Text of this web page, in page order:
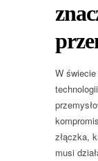
W
złączka,
musi